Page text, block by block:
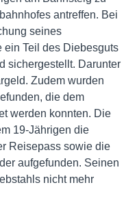
antreffen. Bei
seines
ein Teil des Diebesguts
sichergestellt. Darunter
Zudem wurden
die dem
werden konnten. Die
19-Jährigen die
Reisepass sowie die
aufgefunden. Seinen
nicht mehr